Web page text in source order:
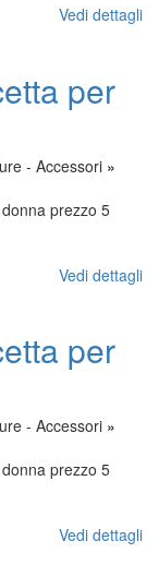
Vedi dettagli
per
- Accessori »
prezzo 5
Vedi dettagli
per
- Accessori »
prezzo 5
Vedi dettagli